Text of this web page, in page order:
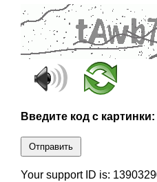
Введите код с картинки:
Отправить
Your support ID is: